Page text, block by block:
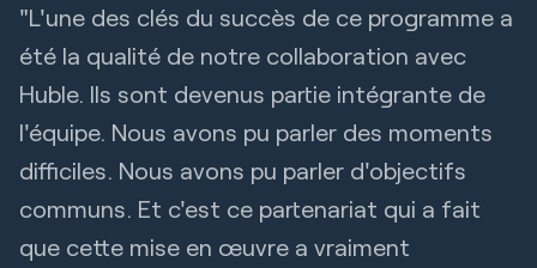
"L'une des clés du succès de ce programme a
été la qualité de notre collaboration avec
Huble. Ils sont devenus partie intégrante de
l'équipe. Nous avons pu parler des moments
difficiles. Nous avons pu parler d'objectifs
communs. Et c'est ce partenariat qui a fait
que cette mise en œuvre a vraiment